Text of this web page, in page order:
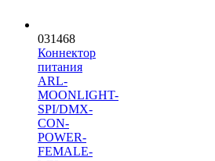
031468
Коннектор
питания
ARL-
MOONLIGHT-
SPI/DMX-
CON-
POWER-
FEMALE-